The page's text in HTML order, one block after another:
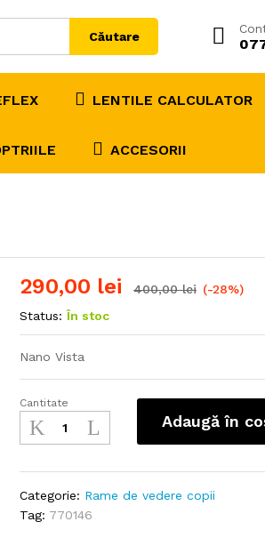
Căutare
LENTILE CALCULATOR
ACCESORII
290,00 lei 400,00lei (-28%)
Status: În stoc
Nano Vista
Nano
NAO770146
cantitate
Cantitate
Adaugă în
Categorie: Rame de vedere copii
Tag: 770146